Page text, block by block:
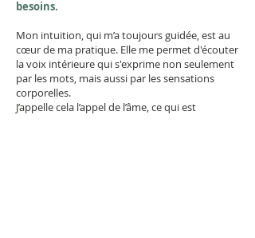
besoins.
Mon intuition, qui m’a toujours guidée, est au
cœur de ma pratique. Elle me permet d'écouter
la voix intérieure qui s'exprime non seulement
par les mots, mais aussi par les sensations
corporelles.
J’appelle cela l’appel de l’âme, ce qui est